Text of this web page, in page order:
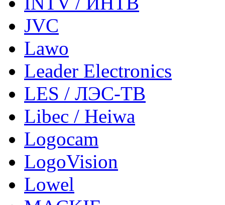
JVC
Lawo
Leader Electronics
LES / ЛЭС-ТВ
Libec / Heiwa
Logocam
LogoVision
Lowel